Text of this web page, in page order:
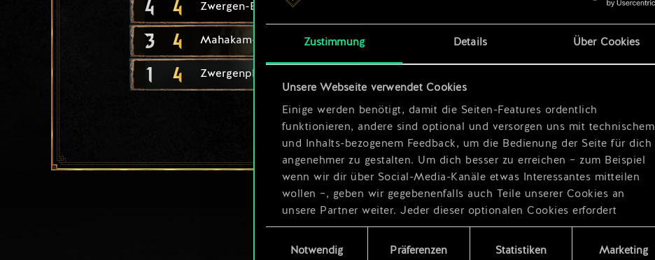
Zustimmung Details Über Cookies
Unsere Webseite verwendet Cookies
Einige werden benötigt, damit die Seiten-Features ordentlich
funktionieren, andere sind optional und versorgen uns mit technischem
und Inhalts-bezogenem Feedback, um die Bedienung der Seite für dich
angenehmer zu gestalten. Um dich besser zu erreichen – zum Beispiel
wenn wir dir über Social-Media-Kanäle etwas Interessantes mitteilen
wollen –, geben wir gegebenenfalls auch Teile unserer Cookies an
unsere Partner weiter. Jeder dieser optionalen Cookies erfordert
allerdings deine Zustimmung.
Notwendig
Präferenzen Statistiken Marketing
4 4 Zwergen-Berserker
3 4 Mahakam-Wache
1 4 Zwergenplänkler